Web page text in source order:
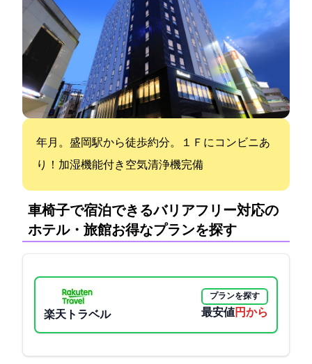
2020年12月OPEN。盛岡駅から徒歩約2分。１Ｆにコンビニあ
り！加湿機能付き空気清浄機完備
車椅子で宿泊できるバリアフリー対応の
ホテル・旅館:お得なプランを探す
楽天トラベル
プランを探す
最安値2900円から